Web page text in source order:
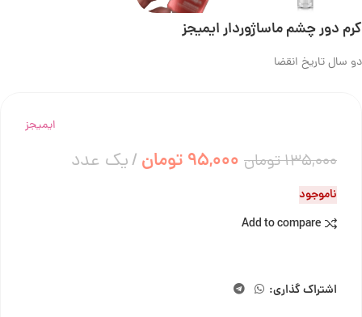
کرم دور چشم ماساژوردار ایمیجز
دو سال تاریخ انقضا
ایمیجز
135,000تومان 95,000 تومان یک عدد
ناموجود
Add to compare
اشتراک گذاری: